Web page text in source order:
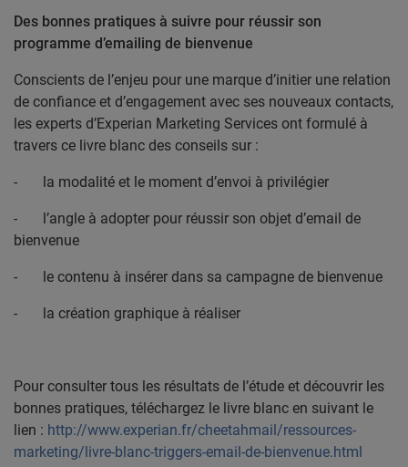
Des bonnes pratiques à suivre pour réussir son
programme d’emailing de bienvenue
Conscients de l’enjeu pour une marque d’initier une relation
de confiance et d’engagement avec ses nouveaux contacts,
les experts d’Experian Marketing Services ont formulé à
travers ce livre blanc des conseils sur :
- la modalité et le moment d’envoi à privilégier
-
l’angle à adopter pour réussir son objet d’email de
bienvenue
- le contenu à insérer dans sa campagne de bienvenue
- la création graphique à réaliser
Pour consulter tous les résultats de l’étude et découvrir les
bonnes pratiques, téléchargez le livre blanc en suivant le
lien : http://www.experian.fr/cheetahmail/ressources-
marketing/livre-blanc-triggers-email-de-bienvenue.html